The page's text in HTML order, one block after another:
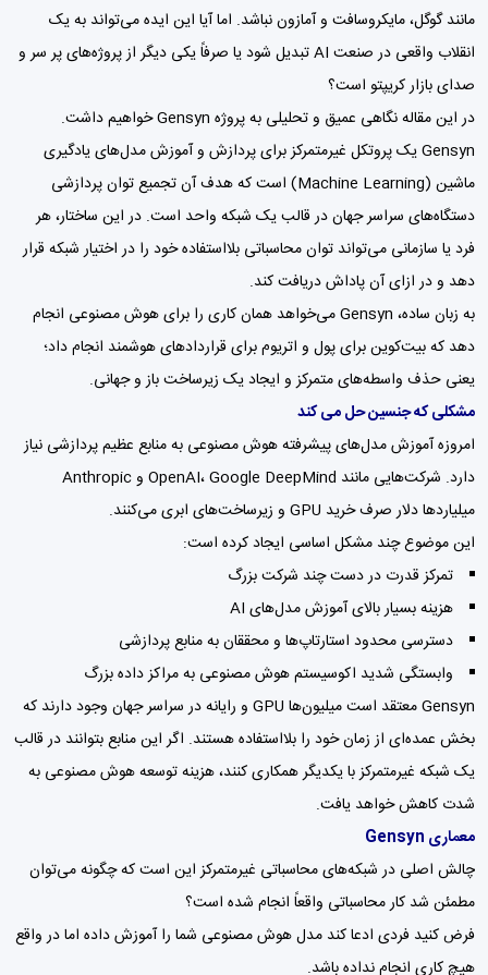
مانند گوگل، مایکروسافت و آمازون نباشد. اما آیا این ایده می‌تواند به یک
انقلاب واقعی در صنعت AI تبدیل شود یا صرفاً یکی دیگر از پروژه‌های پر سر و
صدای بازار کریپتو است؟
در این مقاله نگاهی عمیق و تحلیلی به پروژه Gensyn خواهیم داشت.
Gensyn یک پروتکل غیرمتمرکز برای پردازش و آموزش مدل‌های یادگیری
ماشین (Machine Learning) است که هدف آن تجمیع توان پردازشی
دستگاه‌های سراسر جهان در قالب یک شبکه واحد است. در این ساختار، هر
فرد یا سازمانی می‌تواند توان محاسباتی بلااستفاده خود را در اختیار شبکه قرار
دهد و در ازای آن پاداش دریافت کند.
به زبان ساده، Gensyn می‌خواهد همان کاری را برای هوش مصنوعی انجام
دهد که بیت‌کوین برای پول و اتریوم برای قراردادهای هوشمند انجام داد؛
یعنی حذف واسطه‌های متمرکز و ایجاد یک زیرساخت باز و جهانی.
مشکلی که جنسین حل می کند
امروزه آموزش مدل‌های پیشرفته هوش مصنوعی به منابع عظیم پردازشی نیاز
دارد. شرکت‌هایی مانند OpenAI، Google DeepMind و Anthropic
میلیاردها دلار صرف خرید GPU و زیرساخت‌های ابری می‌کنند.
این موضوع چند مشکل اساسی ایجاد کرده است:
تمرکز قدرت در دست چند شرکت بزرگ
هزینه بسیار بالای آموزش مدل‌های AI
دسترسی محدود استارتاپ‌ها و محققان به منابع پردازشی
وابستگی شدید اکوسیستم هوش مصنوعی به مراکز داده بزرگ
Gensyn معتقد است میلیون‌ها GPU و رایانه در سراسر جهان وجود دارند که
بخش عمده‌ای از زمان خود را بلااستفاده هستند. اگر این منابع بتوانند در قالب
یک شبکه غیرمتمرکز با یکدیگر همکاری کنند، هزینه توسعه هوش مصنوعی به
شدت کاهش خواهد یافت.
معماری Gensyn
چالش اصلی در شبکه‌های محاسباتی غیرمتمرکز این است که چگونه می‌توان
مطمئن شد کار محاسباتی واقعاً انجام شده است؟
فرض کنید فردی ادعا کند مدل هوش مصنوعی شما را آموزش داده اما در واقع
هیچ کاری انجام نداده باشد.